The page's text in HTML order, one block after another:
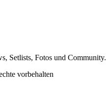
Setlists, Fotos und Community.
vorbehalten